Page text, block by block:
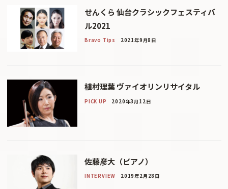
せんくら 仙台クラシックフェスティバ
ル2021
Bravo Tips 2021年9月8日
植村理葉 ヴァイオリンリサイタル
PICK UP 2020年3月12日
佐藤彦大（ピアノ）
INTERVIEW 2019年2月28日